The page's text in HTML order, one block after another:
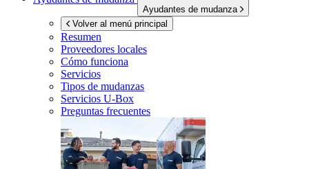
Ayudantes de mudanza
Volver al menú principal
Resumen
Proveedores locales
Cómo funciona
Servicios
Tipos de mudanzas
Servicios U-Box
Preguntas frecuentes